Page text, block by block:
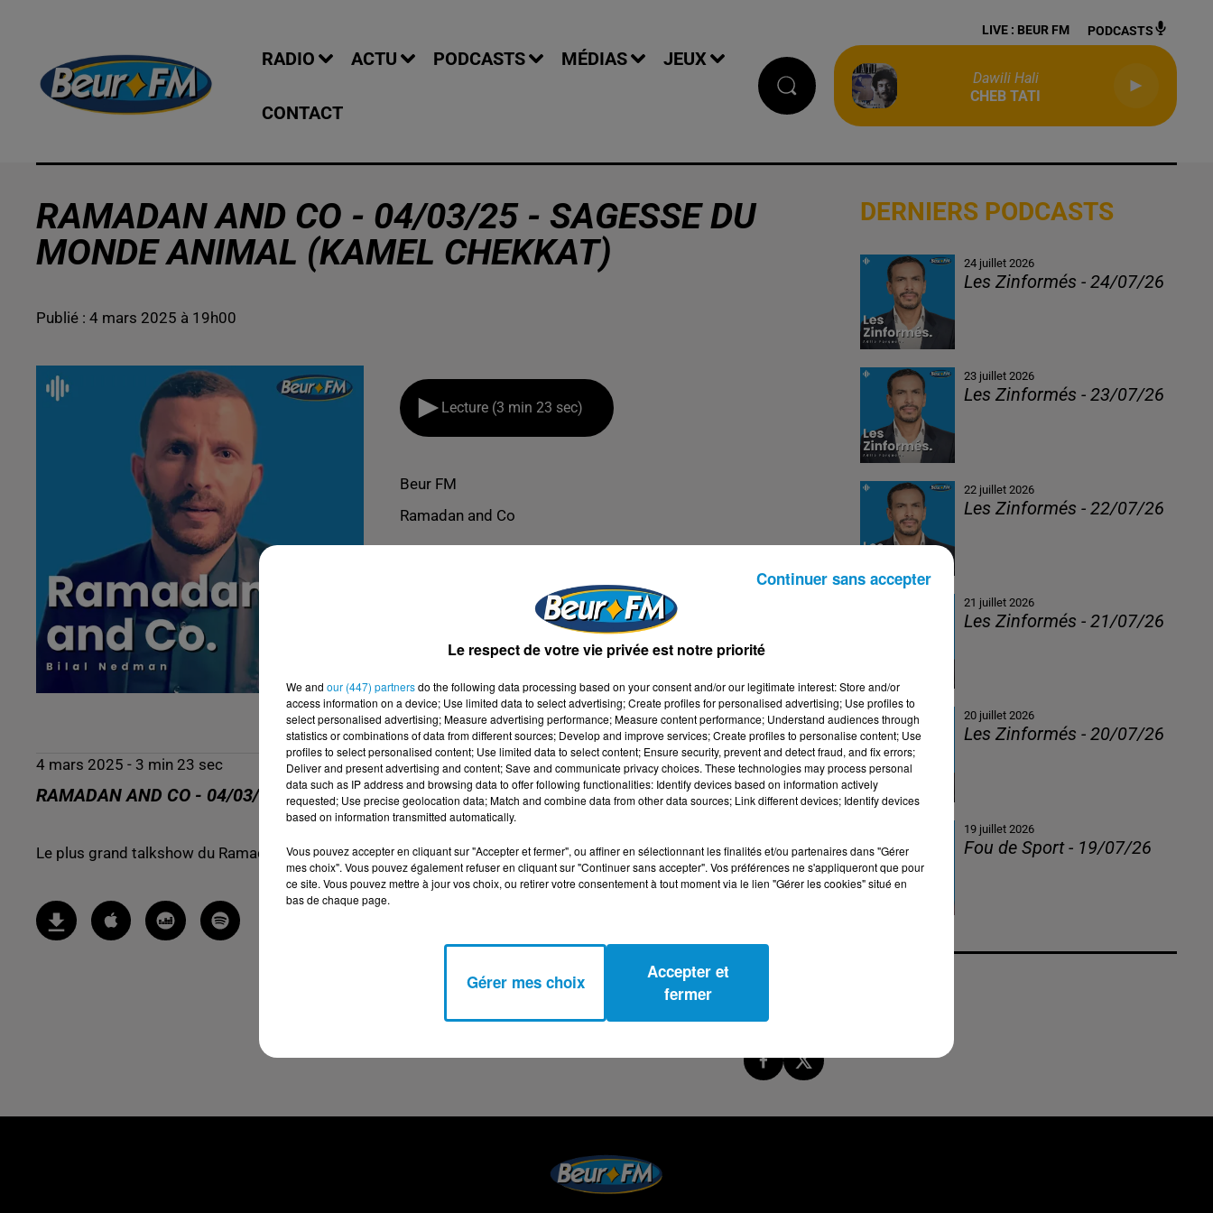
RADIO ACTU PODCASTS MÉDIAS JEUX
CONTACT
LIVE : BEUR FM PODCASTS
Dawili Hali
CHEB TATI
RAMADAN AND CO - 04/03/25 - SAGESSE DU
MONDE ANIMAL (KAMEL CHEKKAT)
Publié : 4 mars 2025 à 19h00
Lecture (3 min 23 sec)
Beur FM
Ramadan and Co
4 mars 2025 - 3 min 23 sec
RAMADAN AND CO - 04/03/25 - SAGESSE DU MONDE ANIMAL (KAMEL CHEKKAT)
Le plus grand talkshow du Ramadan !
DERNIERS PODCASTS
24 juillet 2026
Les Zinformés - 24/07/26
23 juillet 2026
Les Zinformés - 23/07/26
22 juillet 2026
Les Zinformés - 22/07/26
21 juillet 2026
Les Zinformés - 21/07/26
20 juillet 2026
Les Zinformés - 20/07/26
19 juillet 2026
Fou de Sport - 19/07/26
Le respect de votre vie privée est notre priorité
We and our (447) partnersdo the following data processing based on your consent and/or our legitimate interest: Store and/or
access information on a device; Use limited data to select advertising; Create profiles for personalised advertising; Use profiles to
select personalised advertising; Measure advertising performance; Measure content performance; Understand audiences through
statistics or combinations of data from different sources; Develop and improve services; Create profiles to personalise content; Use
profiles to select personalised content; Use limited data to select content; Ensure security, prevent and detect fraud, and fix errors;
Deliver and present advertising and content; Save and communicate privacy choices. These technologies may process personal
data such as IP address and browsing data to offer following functionalities: Identify devices based on information actively
requested; Use precise geolocation data; Match and combine data from other data sources; Link different devices; Identify devices
based on information transmitted automatically.
Vous pouvez accepter en cliquant sur "Accepter et fermer", ou affiner en sélectionnant les finalités et/ou partenaires dans "Gérer
mes choix". Vous pouvez également refuser en cliquant sur "Continuer sans accepter". Vos préférences ne s'appliqueront que pour
ce site. Vous pouvez mettre à jour vos choix, ou retirer votre consentement à tout moment via le lien "Gérer les cookies" situé en
bas de chaque page.
Gérer mes choix
Accepter et
fermer
Continuer sans accepter